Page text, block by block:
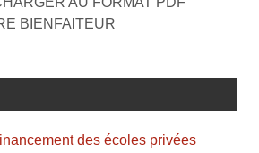
BIENFAITEUR
des écoles privées